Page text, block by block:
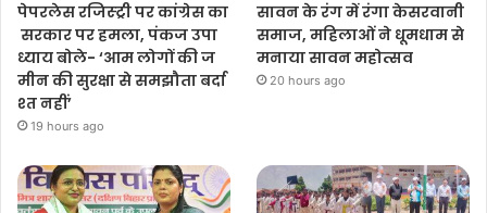
पेपरलेस रजिस्ट्री पर कांग्रेस का
सरकार पर हमला, पंकज उपा
ध्याय बोले- ‘आम लोगों की ज
मीन की सुरक्षा से समझौता बर्दा
श्त नहीं’
19 hours ago
सावन के रंग में रंगा केसरवानी
समाज, महिलाओं ने धूमधाम से
मनाया सावन महोत्सव
20 hours ago